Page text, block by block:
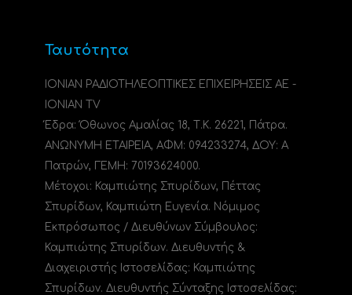
Ταυτότητα
ΙΟΝΙΑΝ ΡΑΔΙΟΤΗΛΕΟΠΤΙΚΕΣ ΕΠΙΧΕΙΡΗΣΕΙΣ ΑΕ -
IONIAN TV
Έδρα: Όθωνος Αμαλίας 18, Τ.Κ. 26221, Πάτρα.
ΑΝΩΝΥΜΗ ΕΤΑΙΡΕΙΑ, ΑΦΜ: 094233274, ΔΟΥ: A
Πατρών, ΓΕΜΗ: 70193624000.
Μέτοχοι: Καμπιώτης Σπυρίδων, Πέττας
Σπυρίδων, Καμπιώτη Ευγενία. Νόμιμος
Εκπρόσωπος / Διευθύνων Σύμβουλος:
Καμπιώτης Σπυρίδων. Διευθυντής &
Διαχειριστής Ιστοσελίδας: Καμπιώτης
Σπυρίδων. Διευθυντής Σύνταξης Ιστοσελίδας: